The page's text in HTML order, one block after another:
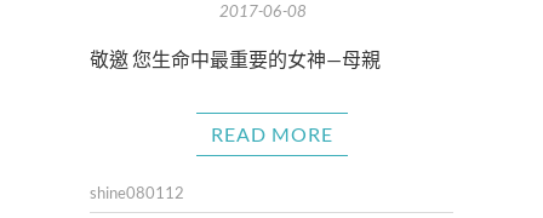
2017-06-08
敬邀 您生命中最重要的女神—母親
READ MORE
shine080112